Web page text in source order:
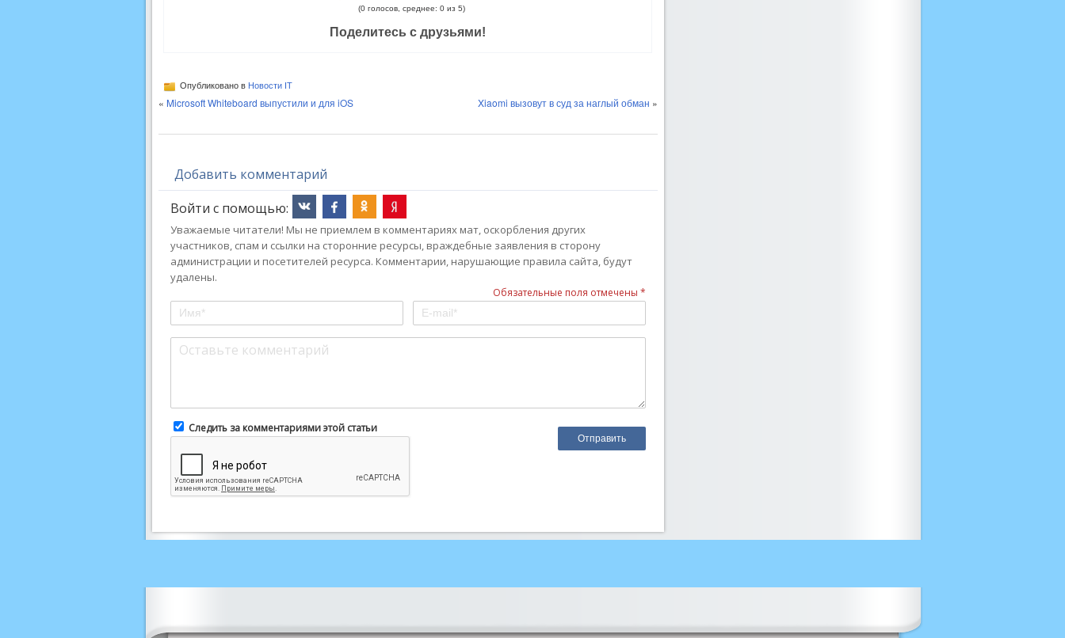
(0 голосов, среднее: 0 из 5)
Поделитесь с друзьями!
Опубликовано в Новости IT
« Microsoft Whiteboard выпустили и для iOS Xiaomi вызовут в суд за наглый обман »
Добавить комментарий
Войти с помощью:
Уважаемые читатели! Мы не приемлем в комментариях мат, оскорбления других
участников, спам и ссылки на сторонние ресурсы, враждебные заявления в сторону
администрации и посетителей ресурса. Комментарии, нарушающие правила сайта, будут
удалены.
Обязательные поля отмечены *
Следить за комментариями этой статьи